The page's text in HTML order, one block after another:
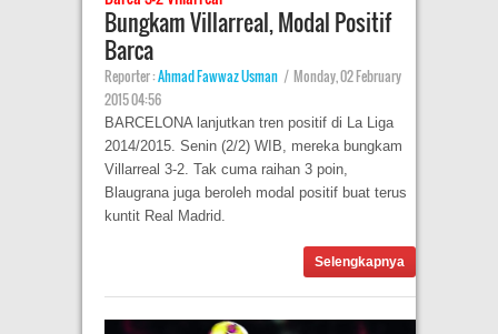
Bungkam Villarreal, Modal Positif
Barca
Reporter :Ahmad Fawwaz Usman | Monday, 02 February
2015 04:56
BARCELONA lanjutkan tren positif di La Liga
2014/2015. Senin (2/2) WIB, mereka bungkam
Villarreal 3-2. Tak cuma raihan 3 poin,
Blaugrana juga beroleh modal positif buat terus
kuntit Real Madrid.
Selengkapnya